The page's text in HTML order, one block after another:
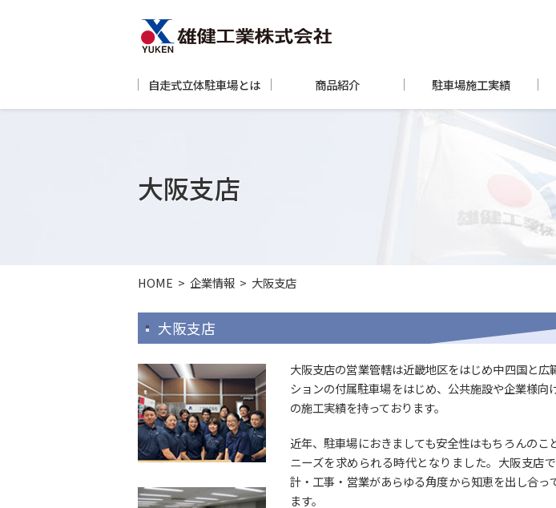
自走式立体駐車場とは 商品紹介 駐車場施工実績
大阪支店
HOME > 企業情報 > 大阪支店
大阪支店
大阪支店の営業管轄は近畿地区をはじめ中四国と広
ションの付属駐車場をはじめ、公共施設や企業様向
の施工実績を持っております。
近年、駐車場におきましても安全性はもちろんのこ
ニーズを求められる時代となりました。大阪支店
計・工事・営業があらゆる角度から知恵を出し合っ
ます。